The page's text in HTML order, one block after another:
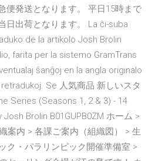
便発送となります。 平日15時まで
日出荷となります。 La ĉi-suba
de la artikolo Josh Brolin
farita per la sistemo GramTrans
ŝanĝoj en la angla originalo
Se 人気商品 新しいスタ
Series (Seasons 1, 2 & 3) - 14
Brolin B01GUPB0ZM ホーム >
案内 > 各課ご案内（組織図） > 生
ク・パラリンピック開催準備室 >